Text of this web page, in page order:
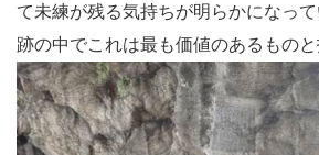
て未練が残る気持ちが明らかになっ
跡の中でこれは最も価値のあるものと